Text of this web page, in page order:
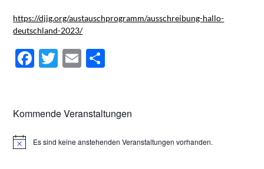
https://djjg.org/austauschprogramm/ausschreibung-hallo-
deutschland-2023/
Facebook
Twitter
Email
Kommende Veranstaltungen
HinweisEs sind keine anstehenden Veranstaltungen vorhanden.